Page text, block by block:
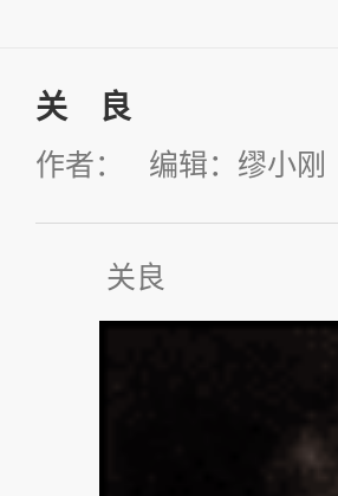
关 良
作者： 编辑：缪小
关良